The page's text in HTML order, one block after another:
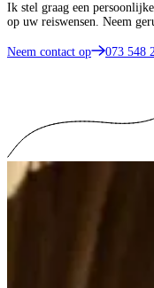
Ik stel graag een
op uw reiswensen. Neem
Neem contact op 073 548